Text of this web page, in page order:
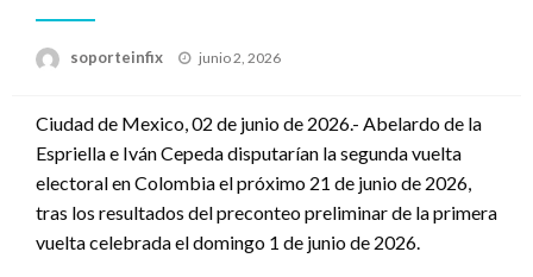
soporteinfix
Publicado
junio 2, 2026
Ciudad de Mexico, 02 de junio de 2026.- Abelardo de la
Espriella e Iván Cepeda disputarían la segunda vuelta
electoral en Colombia el próximo 21 de junio de 2026,
tras los resultados del preconteo preliminar de la primera
vuelta celebrada el domingo 1 de junio de 2026.